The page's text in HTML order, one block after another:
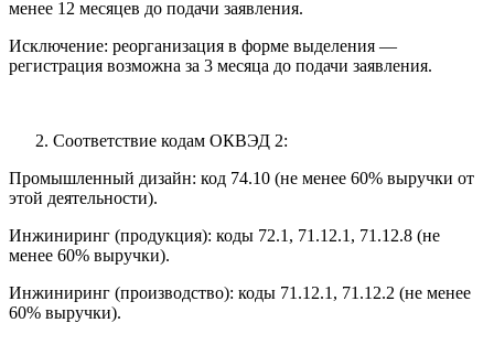
менее 12 месяцев до подачи заявления.
Исключение: реорганизация в форме выделения —
регистрация возможна за 3 месяца до подачи заявления.
Соответствие кодам ОКВЭД 2:
Промышленный дизайн: код 74.10 (не менее 60% выручки от
этой деятельности).
Инжиниринг (продукция): коды 72.1, 71.12.1, 71.12.8 (не
менее 60% выручки).
Инжиниринг (производство): коды 71.12.1, 71.12.2 (не менее
60% выручки).